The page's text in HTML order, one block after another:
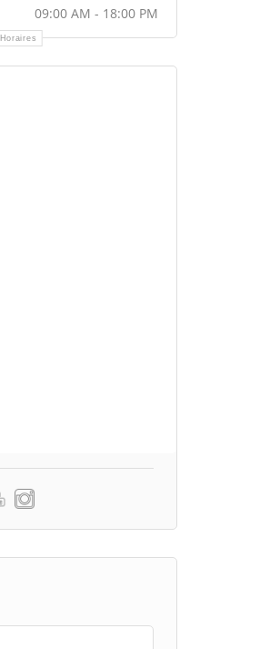
09:00 AM - 18:00 PM
Horaires